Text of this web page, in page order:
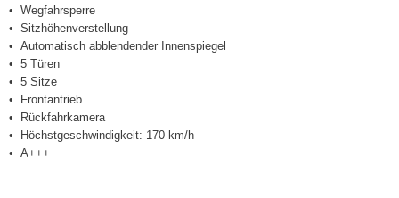
Wegfahrsperre
Sitzhöhenverstellung
Automatisch abblendender Innenspiegel
5 Türen
5 Sitze
Frontantrieb
Rückfahrkamera
Höchstgeschwindigkeit: 170 km/h
A+++